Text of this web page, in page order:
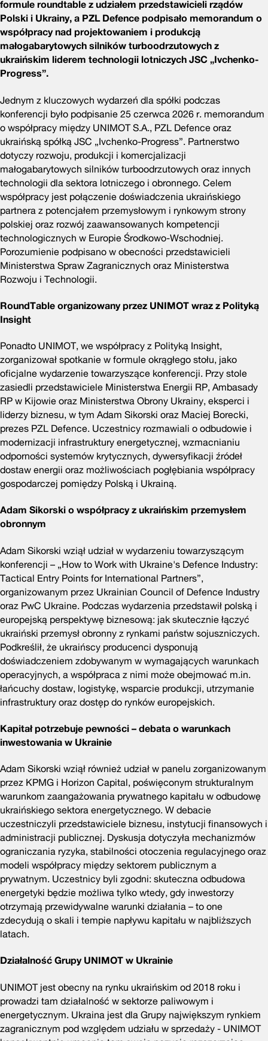
formule roundtable z udziałem przedstawicieli rządów
Polski i Ukrainy, a PZL Defence podpisało memorandum o
współpracy nad projektowaniem i produkcją
małogabarytowych silników turboodrzutowych z
ukraińskim liderem technologii lotniczych JSC „Ivchenko-
Progress”.
Jednym z kluczowych wydarzeń dla spółki podczas
konferencji było podpisanie 25 czerwca 2026 r. memorandum
o współpracy między UNIMOT S.A., PZL Defence oraz
ukraińską spółką JSC „Ivchenko-Progress”. Partnerstwo
dotyczy rozwoju, produkcji i komercjalizacji
małogabarytowych silników turboodrzutowych oraz innych
technologii dla sektora lotniczego i obronnego. Celem
współpracy jest połączenie doświadczenia ukraińskiego
partnera z potencjałem przemysłowym i rynkowym strony
polskiej oraz rozwój zaawansowanych kompetencji
technologicznych w Europie Środkowo-Wschodniej.
Porozumienie podpisano w obecności przedstawicieli
Ministerstwa Spraw Zagranicznych oraz Ministerstwa
Rozwoju i Technologii.
RoundTable organizowany przez UNIMOT wraz z Polityką
Insight
Ponadto UNIMOT, we współpracy z Polityką Insight,
zorganizował spotkanie w formule okrągłego stołu, jako
oficjalne wydarzenie towarzyszące konferencji. Przy stole
zasiedli przedstawiciele Ministerstwa Energii RP, Ambasady
RP w Kijowie oraz Ministerstwa Obrony Ukrainy, eksperci i
liderzy biznesu, w tym Adam Sikorski oraz Maciej Borecki,
prezes PZL Defence. Uczestnicy rozmawiali o odbudowie i
modernizacji infrastruktury energetycznej, wzmacnianiu
odporności systemów krytycznych, dywersyfikacji źródeł
dostaw energii oraz możliwościach pogłębiania współpracy
gospodarczej pomiędzy Polską i Ukrainą.
Adam Sikorski o współpracy z ukraińskim przemysłem
obronnym
Adam Sikorski wziął udział w wydarzeniu towarzyszącym
konferencji – „How to Work with Ukraine's Defence Industry:
Tactical Entry Points for International Partners”,
organizowanym przez Ukrainian Council of Defence Industry
oraz PwC Ukraine. Podczas wydarzenia przedstawił polską i
europejską perspektywę biznesową: jak skutecznie łączyć
ukraiński przemysł obronny z rynkami państw sojuszniczych.
Podkreślił, że ukraińscy producenci dysponują
doświadczeniem zdobywanym w wymagających warunkach
operacyjnych, a współpraca z nimi może obejmować m.in.
łańcuchy dostaw, logistykę, wsparcie produkcji, utrzymanie
infrastruktury oraz dostęp do rynków europejskich.
Kapitał potrzebuje pewności – debata o warunkach
inwestowania w Ukrainie
Adam Sikorski wziął również udział w panelu zorganizowanym
przez KPMG i Horizon Capital, poświęconym strukturalnym
warunkom zaangażowania prywatnego kapitału w odbudowę
ukraińskiego sektora energetycznego. W debacie
uczestniczyli przedstawiciele biznesu, instytucji finansowych i
administracji publicznej. Dyskusja dotyczyła mechanizmów
ograniczania ryzyka, stabilności otoczenia regulacyjnego oraz
modeli współpracy między sektorem publicznym a
prywatnym. Uczestnicy byli zgodni: skuteczna odbudowa
energetyki będzie możliwa tylko wtedy, gdy inwestorzy
otrzymają przewidywalne warunki działania – to one
zdecydują o skali i tempie napływu kapitału w najbliższych
latach.
Działalność Grupy UNIMOT w Ukrainie
UNIMOT jest obecny na rynku ukraińskim od 2018 roku i
prowadzi tam działalność w sektorze paliwowym i
energetycznym. Ukraina jest dla Grupy największym rynkiem
zagranicznym pod względem udziału w sprzedaży - UNIMOT